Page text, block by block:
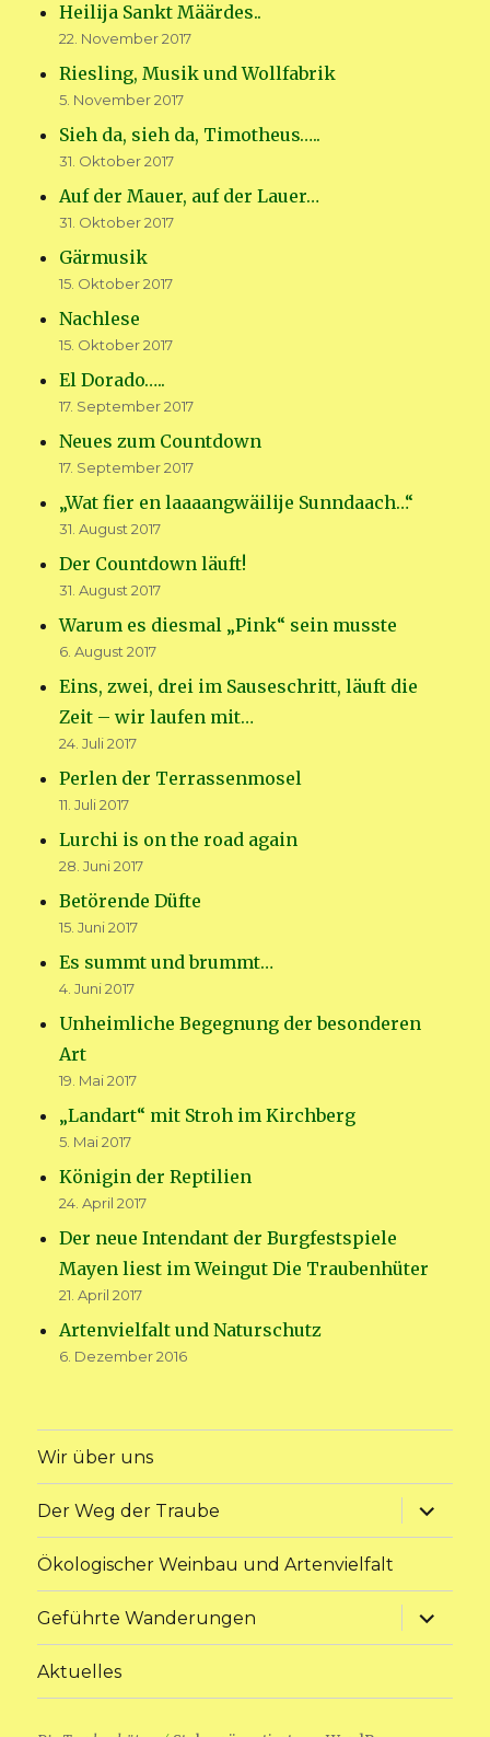
Heilija Sankt Määrdes..
22. November 2017
Riesling, Musik und Wollfabrik
5. November 2017
Sieh da, sieh da, Timotheus…..
31. Oktober 2017
Auf der Mauer, auf der Lauer…
31. Oktober 2017
Gärmusik
15. Oktober 2017
Nachlese
15. Oktober 2017
El Dorado…..
17. September 2017
Neues zum Countdown
17. September 2017
„Wat fier en laaaangwäilije Sunndaach…“
31. August 2017
Der Countdown läuft!
31. August 2017
Warum es diesmal „Pink“ sein musste
6. August 2017
Eins, zwei, drei im Sauseschritt, läuft die
Zeit – wir laufen mit…
24. Juli 2017
Perlen der Terrassenmosel
11. Juli 2017
Lurchi is on the road again
28. Juni 2017
Betörende Düfte
15. Juni 2017
Es summt und brummt…
4. Juni 2017
Unheimliche Begegnung der besonderen
Art
19. Mai 2017
„Landart“ mit Stroh im Kirchberg
5. Mai 2017
Königin der Reptilien
24. April 2017
Der neue Intendant der Burgfestspiele
Mayen liest im Weingut Die Traubenhüter
21. April 2017
Artenvielfalt und Naturschutz
6. Dezember 2016
Wir über uns
Der Weg der Traube
Ökologischer Weinbau und Artenvielfalt
Geführte Wanderungen
Aktuelles